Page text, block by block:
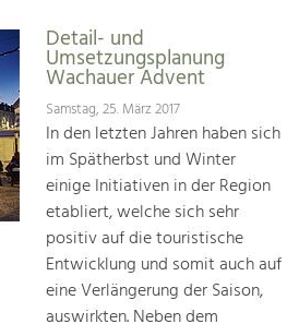
Detail- und
Umsetzungsplanung
Wachauer Advent
Samstag, 25. März 2017
In den letzten Jahren haben sich
im Spätherbst und Winter
einige Initiativen in der Region
etabliert, welche sich sehr
positiv auf die touristische
Entwicklung und somit auch auf
eine Verlängerung der Saison,
auswirkten. Neben dem